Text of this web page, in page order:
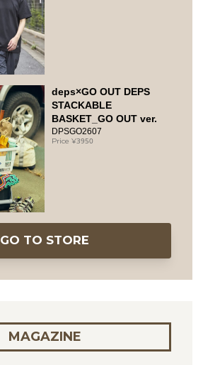
deps×GO OUT DEPS
STACKABLE
BASKET_GO OUT ver.
DPSGO2607
3950
GO TO STORE
MAGAZINE